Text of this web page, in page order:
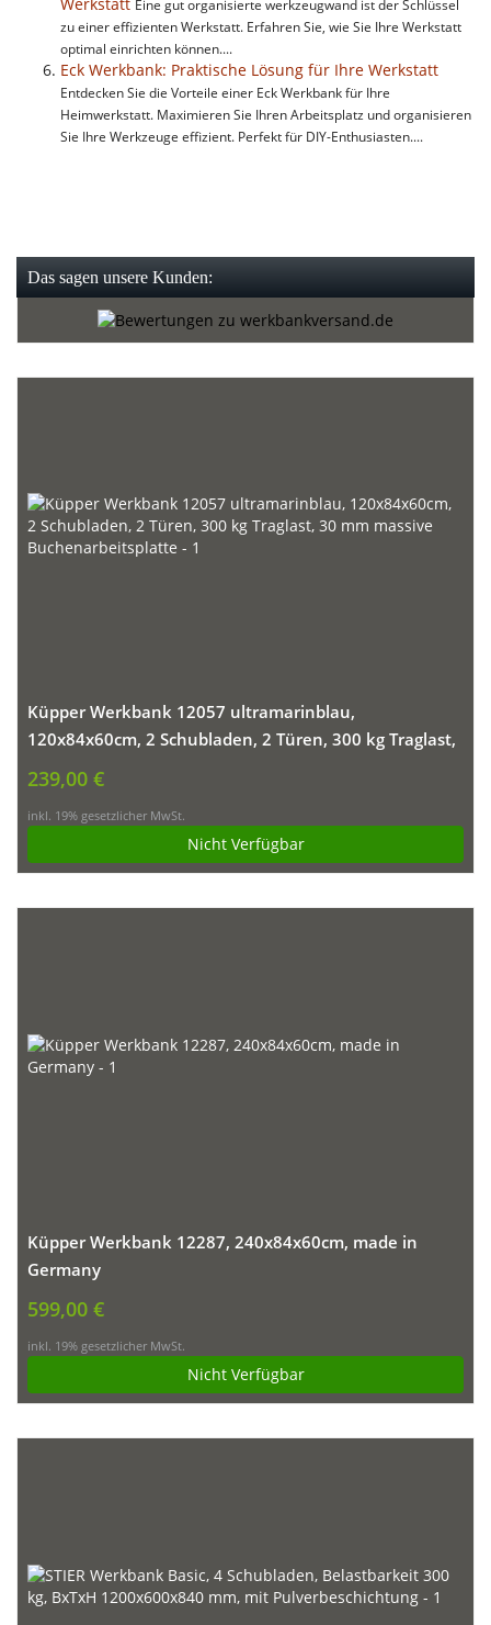
Eine gut organisierte werkzeugwand ist der Schlüssel
zu einer effizienten Werkstatt. Erfahren Sie, wie Sie Ihre Werkstatt
optimal einrichten können....
Eck Werkbank: Praktische Lösung für Ihre Werkstatt
Entdecken Sie die Vorteile einer Eck Werkbank für Ihre
Heimwerkstatt. Maximieren Sie Ihren Arbeitsplatz und organisieren
Sie Ihre Werkzeuge effizient. Perfekt für DIY-Enthusiasten....
Das sagen unsere Kunden:
Küpper Werkbank 12057 ultramarinblau,
120x84x60cm, 2 Schubladen, 2 Türen, 300 kg Traglast,
30 mm massive Buchenarbeitsplatte
239,00 €
inkl. 19% gesetzlicher MwSt.
Nicht Verfügbar
Küpper Werkbank 12287, 240x84x60cm, made in
Germany
599,00 €
inkl. 19% gesetzlicher MwSt.
Nicht Verfügbar